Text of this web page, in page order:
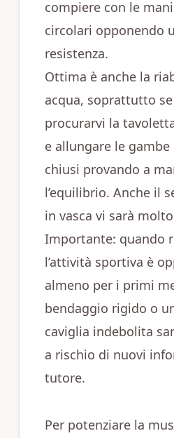
compiere con le
circolari opponendo
resistenza.
Ottima è anche la
acqua, soprattutto
procurarvi la
e allungare le
chiusi provando a
l’equilibrio. Anche il
in vasca vi sarà
Importante: quando
l’attività sportiva è
almeno per i primi
bendaggio rigido o
caviglia indebolita
a rischio di nuovi
tutore.
Per potenziare la